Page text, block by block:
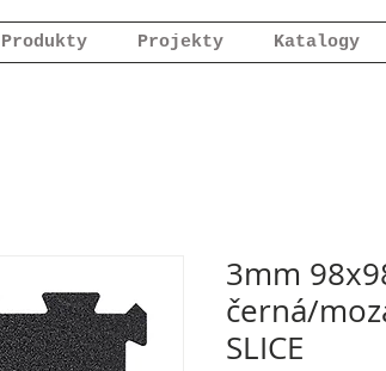
Produkty Projekty Katalogy
3mm
černá/
SLICE